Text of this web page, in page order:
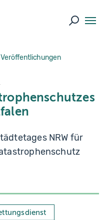
Suche
Veröffentlichungen
NRW für